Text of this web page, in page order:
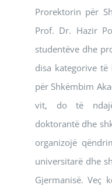
Prorektorin për
Prof. Dr. Hazir
studentëve dhe
disa kategorive të
për Shkëmbim
vit, do të
doktorantë dhe
organizojë
universitarë dhe
Gjermanisë. Veç